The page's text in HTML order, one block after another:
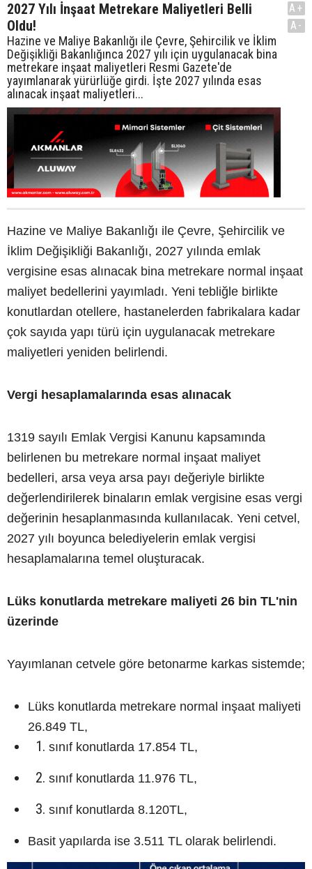
2027 Yılı İnşaat Metrekare Maliyetleri Belli
Oldu!
Hazine ve Maliye Bakanlığı ile Çevre, Şehircilik ve İklim
Değişikliği Bakanlığınca 2027 yılı için uygulanacak bina
metrekare inşaat maliyetleri Resmi Gazete'de
yayımlanarak yürürlüğe girdi. İşte 2027 yılında esas
alınacak inşaat maliyetleri...
A+
A-
Hazine ve Maliye Bakanlığı ile Çevre, Şehircilik ve
İklim Değişikliği Bakanlığı, 2027 yılında emlak
vergisine esas alınacak bina metrekare normal inşaat
maliyet bedellerini yayımladı. Yeni tebliğle birlikte
konutlardan otellere, hastanelerden fabrikalara kadar
çok sayıda yapı türü için uygulanacak metrekare
maliyetleri yeniden belirlendi.
Vergi hesaplamalarında esas alınacak
1319 sayılı Emlak Vergisi Kanunu kapsamında
belirlenen bu metrekare normal inşaat maliyet
bedelleri, arsa veya arsa payı değeriyle birlikte
değerlendirilerek binaların emlak vergisine esas vergi
değerinin hesaplanmasında kullanılacak. Yeni cetvel,
2027 yılı boyunca belediyelerin emlak vergisi
hesaplamalarına temel oluşturacak.
Lüks konutlarda metrekare maliyeti 26 bin TL'nin
üzerinde
Yayımlanan cetvele göre betonarme karkas sistemde;
Lüks konutlarda metrekare normal inşaat maliyeti
26.849 TL,
sınıf konutlarda 17.854 TL,
sınıf konutlarda 11.976 TL,
sınıf konutlarda 8.120TL,
Basit yapılarda ise 3.511 TL olarak belirlendi.